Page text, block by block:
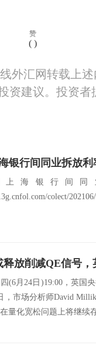
赞
( )
外汇网转载上
资建议。投资
银行间同业拆放利
海银行间同
colect/
释放削减QE信号
(6月24日)19:00，英国
，市场分析师David
量化宽松问题上将继续